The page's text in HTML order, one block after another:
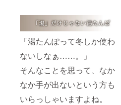
「湯たんぽって冬しか使わ
ないしなぁ……。」
そんなことを思って、なか
なか手が出ないという方も
いらっしゃいますよね。